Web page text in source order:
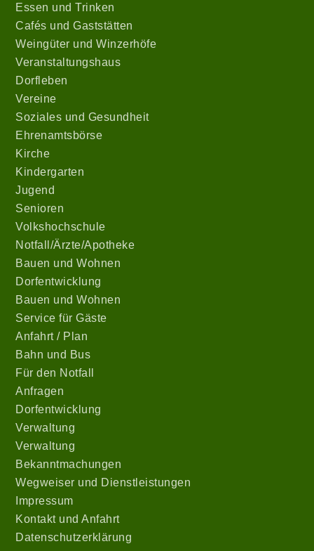
Essen und Trinken
Cafés und Gaststätten
Weingüter und Winzerhöfe
Veranstaltungshaus
Dorfleben
Vereine
Soziales und Gesundheit
Ehrenamtsbörse
Kirche
Kindergarten
Jugend
Senioren
Volkshochschule
Notfall/Ärzte/Apotheke
Bauen und Wohnen
Dorfentwicklung
Bauen und Wohnen
Service für Gäste
Anfahrt / Plan
Bahn und Bus
Für den Notfall
Anfragen
Dorfentwicklung
Verwaltung
Verwaltung
Bekanntmachungen
Wegweiser und Dienstleistungen
Impressum
Kontakt und Anfahrt
Datenschutzerklärung